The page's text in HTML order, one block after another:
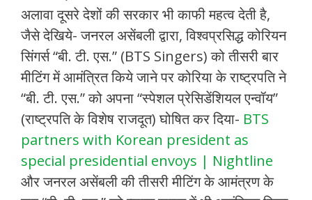
अलावा दूसरे देशों की सरकार भी काफी महत्व देती है,
जैसे देखिये- जनरल असेंबली द्वारा, विश्वप्रसिद्ध कोरियन
सिंगर्स “बी. टी. एस.” (BTS Singers) को तीसरी बार
मीटिंग में आमंत्रित किये जाने पर कोरिया के राष्ट्रपति ने
“बी. टी. एस.” को अपना “स्पेशल प्रेसिडेंशियल एन्वॉय”
(राष्ट्रपति के विशेष राजदूत) घोषित कर दिया- BTS
partners with Korean president as
special presidential envoys | Nightline
और जनरल असेंबली की तीसरी मीटिंग के आमंत्रण के